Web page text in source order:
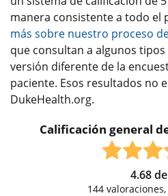
manera consistente a todo el
más sobre nuestro proceso
que consultan a algunos
versión diferente de la
paciente. Esos resultados no
DukeHealth.org.
Calificación general
4.68de
144 valoraciones,